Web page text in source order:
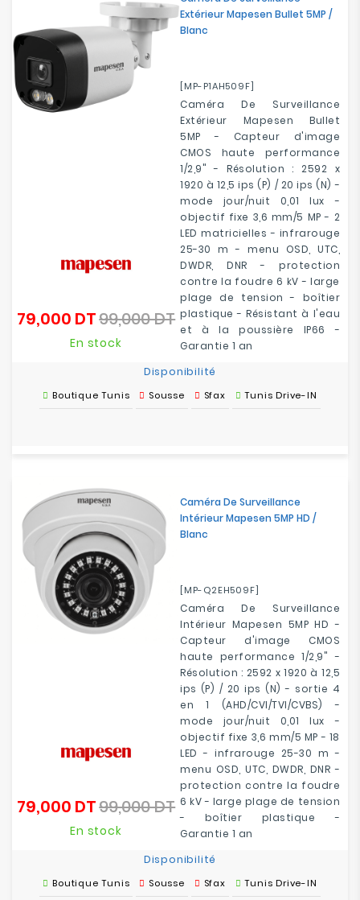
Extérieur Mapesen Bullet 5MP /
Blanc
[MP-P1AH509F]
Caméra De Surveillance
Extérieur Mapesen Bullet
5MP - Capteur d'image
CMOS haute performance
1/2,9" - Résolution : 2592 x
1920 à 12,5 ips (P) / 20 ips (N) -
mode jour/nuit 0,01 lux -
objectif fixe 3,6 mm/5 MP - 2
LED matricielles - infrarouge
25-30 m - menu OSD, UTC,
DWDR, DNR - protection
contre la foudre 6 kV - large
plage de tension - boîtier
plastique - Résistant à l'eau
et à la poussière IP66 -
Garantie 1 an
79,000 DT Prix
base
99,000 DTPrix
En stock
Disponibilité
Boutique Tunis Sousse Sfax Tunis Drive-IN
Caméra De Surveillance
Intérieur Mapesen 5MP HD /
Blanc
[MP-Q2EH509F]
Caméra De Surveillance
Intérieur Mapesen 5MP HD -
Capteur d'image CMOS
haute performance 1/2,9" -
Résolution : 2592 x 1920 à 12,5
ips (P) / 20 ips (N) - sortie 4
en 1 (AHD/CVI/TVI/CVBS) -
mode jour/nuit 0,01 lux -
objectif fixe 3,6 mm/5 MP - 18
LED - infrarouge 25-30 m -
menu OSD, UTC, DWDR, DNR -
protection contre la foudre
6 kV - large plage de tension
- boîtier plastique -
Garantie 1 an
79,000 DT Prix
base
99,000 DTPrix
En stock
Disponibilité
Boutique Tunis Sousse Sfax Tunis Drive-IN